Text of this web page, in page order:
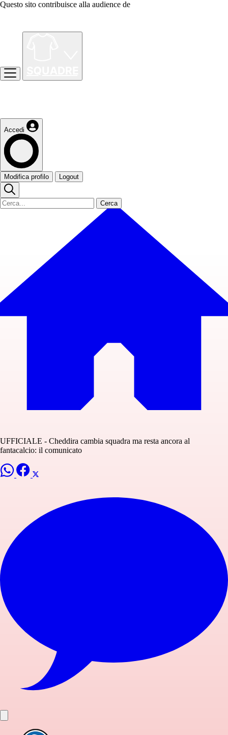
Questo sito contribuisce alla audience de
Accedi
Modifica profilo Logout
Cerca
UFFICIALE - Cheddira cambia squadra ma resta ancora al
fantacalcio: il comunicato